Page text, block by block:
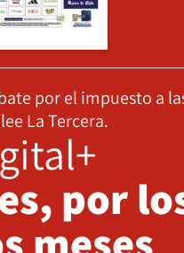
por el impuesto a
La Tercera.
por